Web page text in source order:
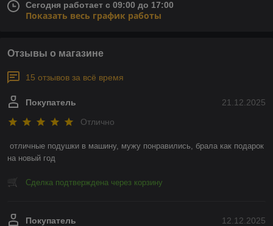
Сегодня работает с 09:00 до 17:00
Показать весь график работы
Отзывы о магазине
15 отзывов за всё время
21.12.2025
Покупатель
Отлично
отличные подушки в машину, мужу понравились, брала как подарок
на новый год
Сделка подтверждена через корзину
12.12.2025
Покупатель